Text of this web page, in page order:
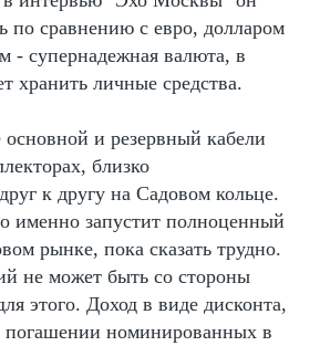
по сравнению с евро, долларом
- супернадежная валюта, в
хранить личные средства.
и резервный кабели
близко
к другу на Садовом кольце.
именно запустит полноценный
рынке, пока сказать трудно.
не может быть со стороны
этого. Доход в виде дисконта,
номинированных в